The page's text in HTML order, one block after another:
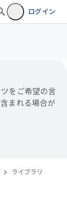
ログイン
をご希望の言
まれる場合が
ライブラリ